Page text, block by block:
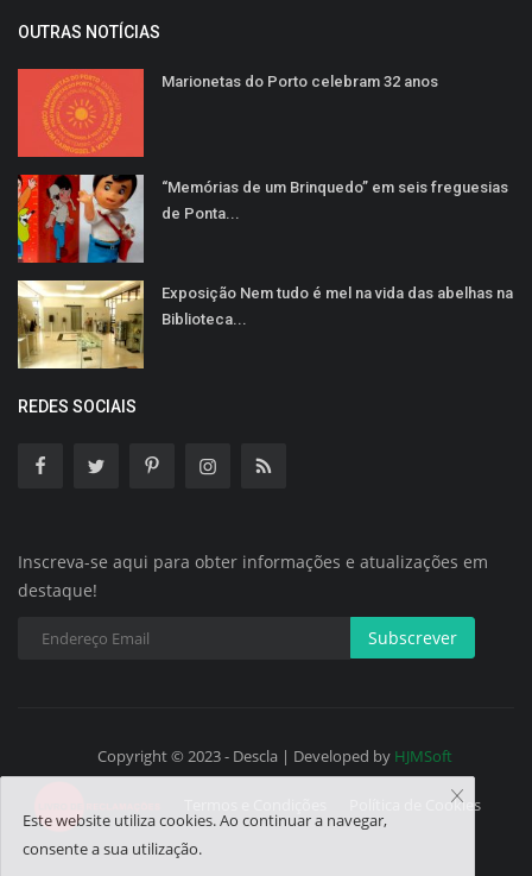
OUTRAS NOTÍCIAS
Marionetas do Porto celebram 32 anos
“Memórias de um Brinquedo” em seis freguesias
de Ponta...
Exposição Nem tudo é mel na vida das abelhas na
Biblioteca...
REDES SOCIAIS
Inscreva-se aqui para obter informações e atualizações em
destaque!
Subscrever
Copyright © 2023 - Descla | Developed by HJMSoft
Política de Cookies
Este website utiliza cookies. Ao continuar a navegar,
consente a sua utilização.